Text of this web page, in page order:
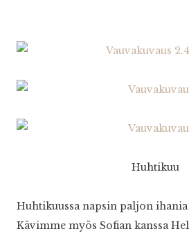
Huhtikuu
Huhtikuussa napsin paljon ihania
Kävimme myös Sofian kanssa